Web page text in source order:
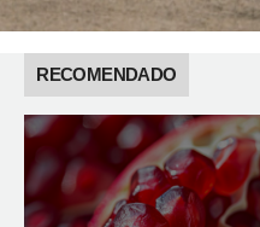
RECOMENDADO